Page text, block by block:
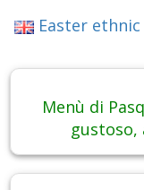
Easter ethnic
Menù di
gustoso,